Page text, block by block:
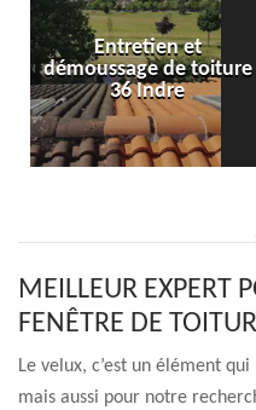
Entretien et
démoussage de toiture
36 Indre
MEILLEUR EXPERT
FENÊTRE DE
Le velux, c’est un élément
mais aussi pour notre